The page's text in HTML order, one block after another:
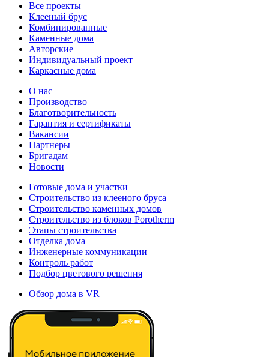
Все проекты
Клееный брус
Комбинированные
Каменные дома
Авторские
Индивидуальный проект
Каркасные дома
О нас
Производство
Благотворительность
Гарантия и сертификаты
Вакансии
Партнеры
Бригадам
Новости
Готовые дома и участки
Строительство из клееного бруса
Строительство каменных домов
Строительство из блоков Porotherm
Этапы строительства
Отделка дома
Инженерные коммуникации
Контроль работ
Подбор цветового решения
Обзор дома в VR